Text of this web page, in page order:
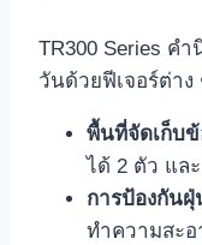
TR300 Series ค
วันด้วยฟีเจอร์ต่าง
พื้นที่จัดเก็บ
ได้ 2 ตัว แล
การป้องกันฝุ่
ทำความสะอ